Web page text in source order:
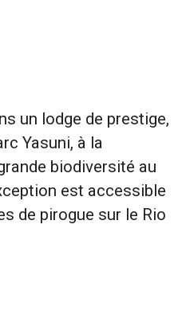
un lodge de prestige,
Yasuni, à la
biodiversité au
est accessible
de pirogue sur le Rio